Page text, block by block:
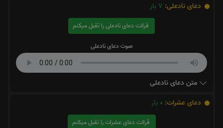
دعای نادعلی: 7 بار
قرائت دعای نادعلی را تقبل میکنم
صوت دعای نادعلی
متن دعای نادعلی
دعای عشرات: 0 بار
قرائت دعای عشرات را تقبل میکنم